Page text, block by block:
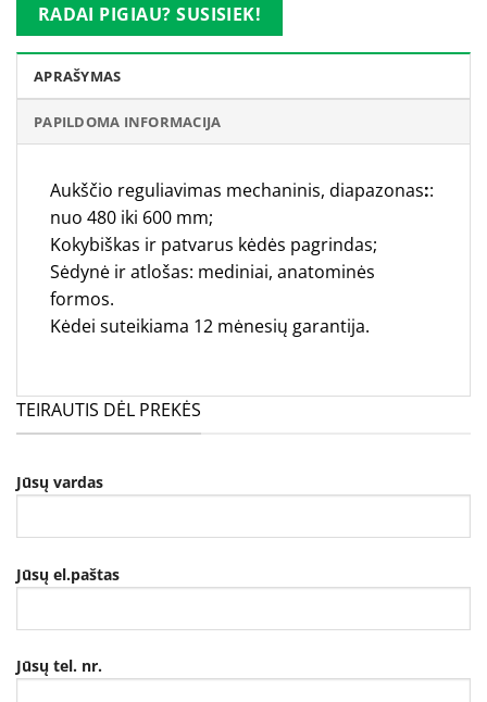
RADAI PIGIAU? SUSISIEK!
APRAŠYMAS
PAPILDOMA INFORMACIJA
Aukščio reguliavimas mechaninis, diapazonas::
nuo 480 iki 600 mm;
Kokybiškas ir patvarus kėdės pagrindas;
Sėdynė ir atlošas: mediniai, anatominės
formos.
Kėdei suteikiama 12 mėnesių garantija.
TEIRAUTIS DĖL PREKĖS
Jūsų vardas
Jūsų el.paštas
Jūsų tel. nr.